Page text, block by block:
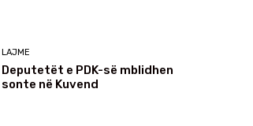
LAJME
Deputetët e PDK-së mblidhen
sonte në Kuvend